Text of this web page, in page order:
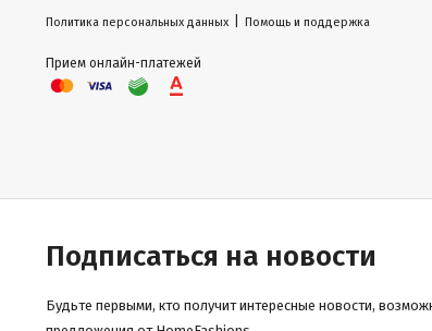
Политика персональных данных Помощь и поддержка
Прием онлайн-платежей
Подписаться на новости
Будьте первыми, кто получит интересные новости,